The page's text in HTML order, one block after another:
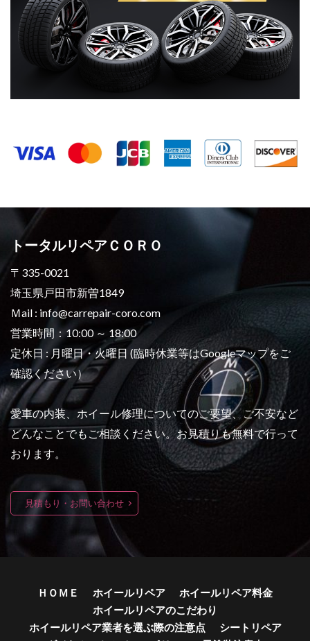
トータルリペアＣＯＲＯ
〒335-0021
埼玉県戸田市新曽1849
Ｍail : info@carrepair-coro.com
営業時間：10:00 ～ 18:00
定休日 : 月曜日・火曜日 (臨時休業等はGoogleマップをご
確認ください）
愛車の内装、ホイール修理についてのご要望、ご不安など
どんなことでもご相談ください。お見積りも無料で行って
おります。
見積もり・お問い合わせ
ＨＯＭＥ ホイールリペア
ホイールリペア料金
ホイールリペアのこだわり
ホイールリペア業者を選ぶ際の注意点
シートリペア